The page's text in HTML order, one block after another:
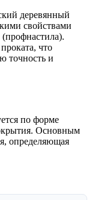
деревянный
свойствами
что
точность и
по форме
Основным
определяющая